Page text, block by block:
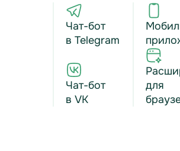
Чат-бот
в Telegram
Чат-бот
в VK
для